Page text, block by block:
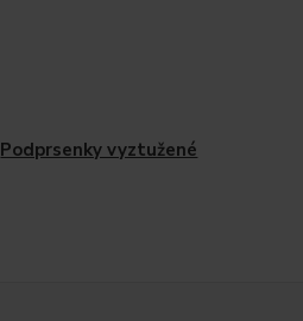
Podprsenky vyztužené